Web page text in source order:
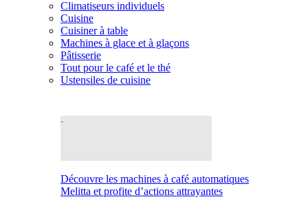
Climatiseurs individuels
Cuisine
Cuisiner à table
Machines à glace et à glaçons
Pâtisserie
Tout pour le café et le thé
Ustensiles de cuisine
Découvre les machines à café automatiques
Melitta et profite d’actions attrayantes